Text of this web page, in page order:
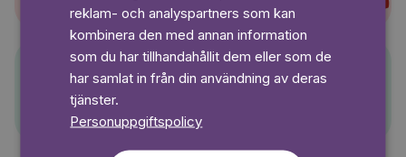
Pelle Svanslös
reklam- och analyspartners som kan
kombinera den med annan information
som du har tillhandahållit dem eller som de
har samlat in från din användning av deras
tjänster.
Personuppgiftspolicy